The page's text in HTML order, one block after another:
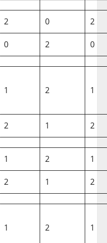
2 0 2
0 2 0
1 2 1
2 1 2
1 2 1
2 1 2
1 2 1